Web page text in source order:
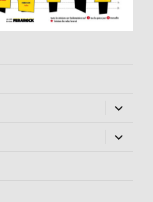
ouvrir
menu
ouvrir